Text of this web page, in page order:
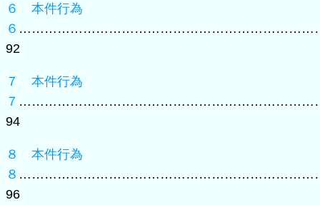
６ 本件行為
６
92
７ 本件行為
７
94
８ 本件行為
８
96